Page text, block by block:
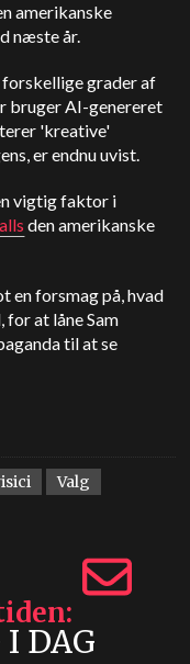
amerikanske
næste år.
grader af
bruger AI-genereret
'kreative'
er endnu uvist.
vigtig faktor i
den amerikanske
en forsmag på, hvad
for at låne Sam
til at se
Valg
DAG